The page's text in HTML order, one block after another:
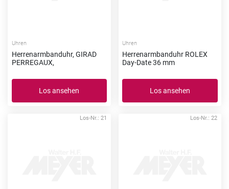
Uhren
Herrenarmbanduhr, GIRAD
PERREGAUX,
Los ansehen
Uhren
Herrenarmbanduhr ROLEX
Day-Date 36 mm
Los ansehen
Los-Nr.: 21 Los-Nr.: 22